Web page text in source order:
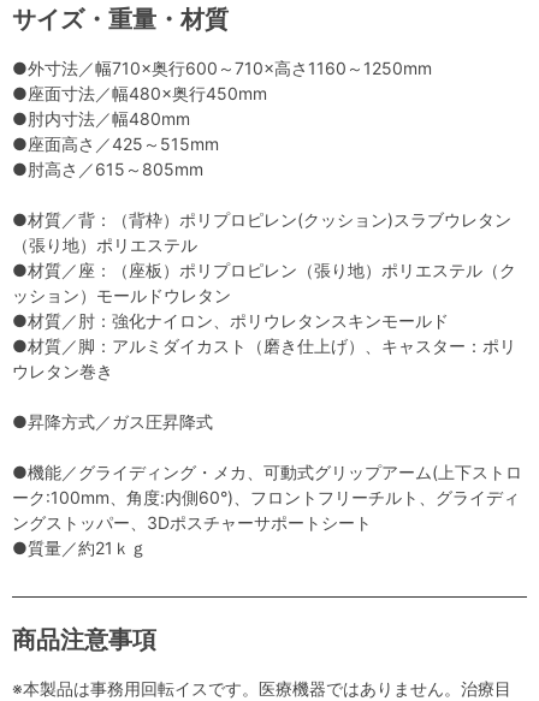
サイズ・重量・材質
●外寸法／幅710×奥行600～710×高さ1160～1250mm
●座面寸法／幅480×奥行450mm
●肘内寸法／幅480mm
●座面高さ／425～515mm
●肘高さ／615～805mm
●材質／背：（背枠）ポリプロピレン(クッション)スラブウレタン
（張り地）ポリエステル
●材質／座：（座板）ポリプロピレン（張り地）ポリエステル（ク
ッション）モールドウレタン
●材質／肘：強化ナイロン、ポリウレタンスキンモールド
●材質／脚：アルミダイカスト（磨き仕上げ）、キャスター：ポリ
ウレタン巻き
●昇降方式／ガス圧昇降式
●機能／グライディング・メカ、可動式グリップアーム(上下ストロ
ーク:100mm、角度:内側60°)、フロントフリーチルト、グライディ
ングストッパー、3Dポスチャーサポートシート
●質量／約21ｋｇ
商品注意事項
※本製品は事務用回転イスです。医療機器ではありません。治療目